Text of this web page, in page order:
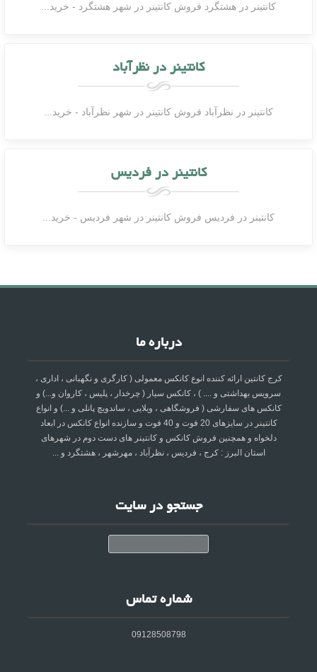
کانتینر در هشتگرد فروش کانتینر در شهر هشتگرد - خرید...
کانتینر در نظرآباد
کانتینر در نظرآباد فروش کانتینر در شهر نظرآباد - خرید...
کانتینر در فردیس
کانتینر در فردیس فروش کانتینر در شهر فردیس - خرید...
درباره ما
کرج کانتین ارائه کننده انوع کانکس معمولی ( کارگری و نگهبانی ، اداری ،
سرویس بهداشتی و .... ) ، کانکس سیار ( چرخدار ، پلیس ، کاروان و...) و
کانکس های سفارشی ( فروشگاهی ، ویلایی ، ساندویچ پانلی و ...) و انواع
کانتینر در سایزهای 20 فوت و 40 فوت و سازنده انواع کانکس در ابعاد
دلخواه و همچنین فروش کانکس و کانتینر های دست دوم در شهرهای
استان البرز : کرج ، فردیس ، نظرآباد ، مهرشهر ، هشتگرد و ...
جستجو در سایت
شماره تماس
09128508798